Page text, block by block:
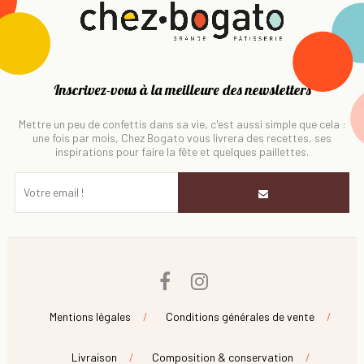
Inscrivez-vous à la meilleure des newsletters
Mettre un peu de confettis dans sa vie, c'est aussi simple que cela :
une fois par mois, Chez Bogato vous livrera des recettes, ses
inspirations pour faire la fête et quelques paillettes.
Facebook
Mentions légales Conditions générales de vente
Livraison Composition & conservation